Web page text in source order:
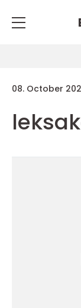
08. October